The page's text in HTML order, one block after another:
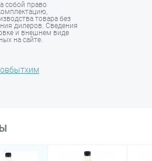
собой право
товара без
дилеров. Сведения
и внешнем виде
на сайте.